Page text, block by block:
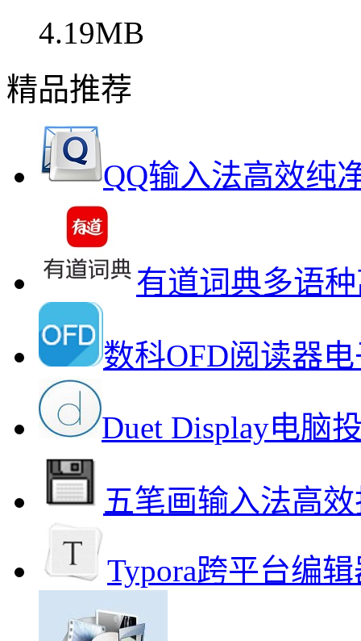
4.19MB
精品推荐
QQ输入法高效纯
有道词典多语
数科OFD阅读器
Duet Display电脑
五笔画输入法高
Typora跨平台编